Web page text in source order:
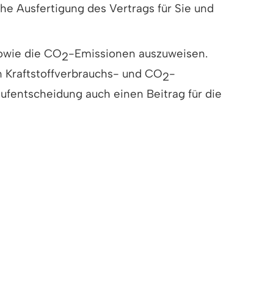
Ausfertigung des Vertrags für Sie und
die CO2-Emissionen auszuweisen.
Kraftstoffverbrauchs- und CO2-
auch einen Beitrag für die